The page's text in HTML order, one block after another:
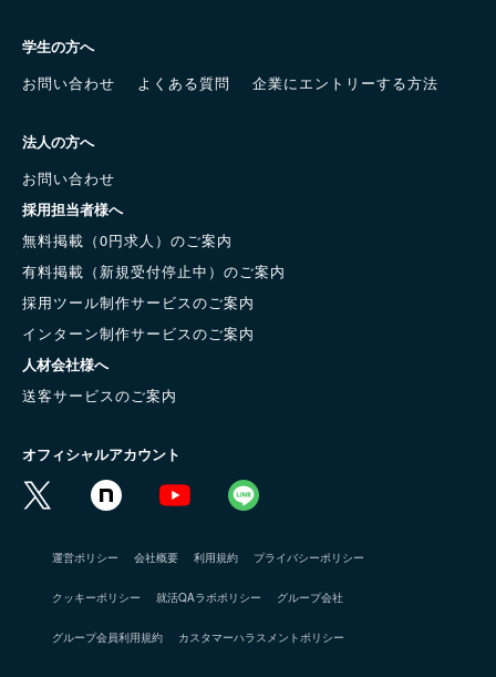
学生の方へ
お問い合わせ
よくある質問 企業にエントリーする方法
法人の方へ
お問い合わせ
採用担当者様へ
無料掲載（0円求人）のご案内
有料掲載（新規受付停止中）のご案内
採用ツール制作サービスのご案内
インターン制作サービスのご案内
人材会社様へ
送客サービスのご案内
オフィシャルアカウント
運営ポリシー 会社概要 利用規約 プライバシーポリシー
クッキーポリシー 就活QAラボポリシー グループ会社
グループ会員利用規約 カスタマーハラスメントポリシー